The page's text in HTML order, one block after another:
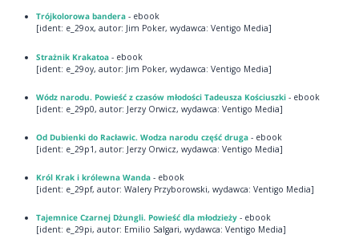
Trójkolorowa bandera- ebook
[ident: e_29ox, autor: Jim Poker, wydawca: Ventigo Media]
Strażnik Krakatoa- ebook
[ident: e_29oy, autor: Jim Poker, wydawca: Ventigo Media]
Wódz narodu. Powieść z czasów młodości Tadeusza Kościuszki- ebook
[ident: e_29p0, autor: Jerzy Orwicz, wydawca: Ventigo Media]
Od Dubienki do Racławic. Wodza narodu część druga - ebook
[ident: e_29p1, autor: Jerzy Orwicz, wydawca: Ventigo Media]
Król Krak i królewna Wanda- ebook
[ident: e_29pf, autor: Walery Przyborowski, wydawca: Ventigo Media]
Tajemnice Czarnej Dżungli. Powieść dla młodzieży- ebook
[ident: e_29pi, autor: Emilio Salgari, wydawca: Ventigo Media]